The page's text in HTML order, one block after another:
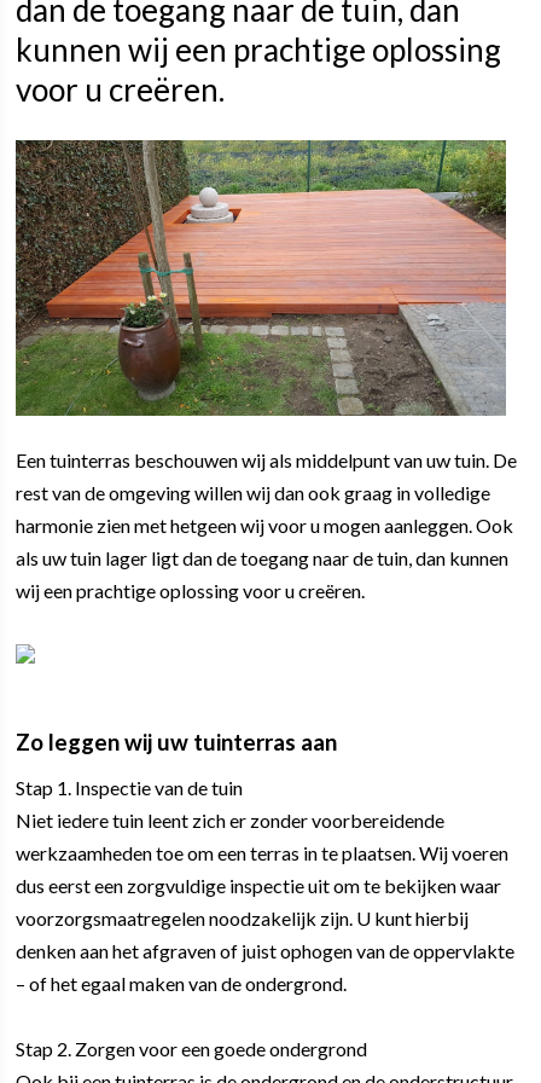
dan de toegang naar de tuin, dan
kunnen wij een prachtige oplossing
voor u creëren.
Een tuinterras beschouwen wij als middelpunt van uw tuin. De
rest van de omgeving willen wij dan ook graag in volledige
harmonie zien met hetgeen wij voor u mogen aanleggen. Ook
als uw tuin lager ligt dan de toegang naar de tuin, dan kunnen
wij een prachtige oplossing voor u creëren.
Zo leggen wij uw tuinterras aan
Stap 1. Inspectie van de tuin
Niet iedere tuin leent zich er zonder voorbereidende
werkzaamheden toe om een terras in te plaatsen. Wij voeren
dus eerst een zorgvuldige inspectie uit om te bekijken waar
voorzorgsmaatregelen noodzakelijk zijn. U kunt hierbij
denken aan het afgraven of juist ophogen van de oppervlakte
– of het egaal maken van de ondergrond.
Stap 2. Zorgen voor een goede ondergrond